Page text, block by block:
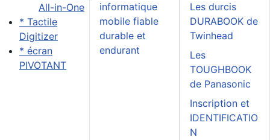
All-in-One
* Tactile
Digitizer
* écran
PIVOTANT
informatique
mobile fiable
durable et
endurant
Les durcis
DURABOOK de
Twinhead
Les
TOUGHBOOK
de Panasonic
Inscription et
IDENTIFICATIO
N